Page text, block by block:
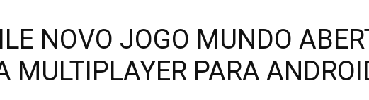
NOVO JOGO MUNDO
MULTIPLAYER PARA